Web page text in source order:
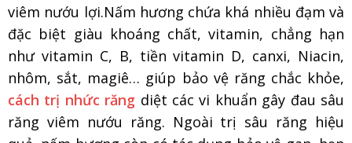
viêm nướu lợi.Nấm hương chứa khá nhiều đạm và
đặc biệt giàu khoáng chất, vitamin, chẳng hạn
như vitamin C, B, tiền vitamin D, canxi, Niacin,
nhôm, sắt, magiê… giúp bảo vệ răng chắc khỏe,
cách trị nhức răng diệt các vi khuẩn gây đau sâu
răng viêm nướu răng. Ngoài trị sâu ​răng hiệu